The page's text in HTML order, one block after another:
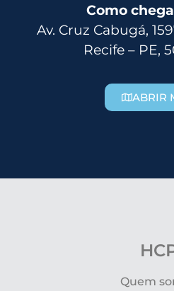
Como
Av. Cruz Cabugá,
Recife – PE,
ABRIR
Quem